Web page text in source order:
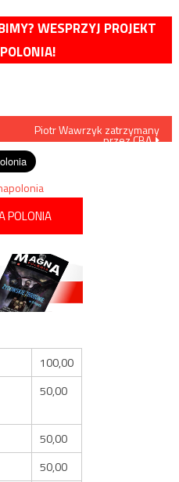
WESPRZYJ PROJEKT
Piotr Wawrzyk zatrzymany
przez CBA
POLONIA
100,00
50,00
50,00
50,00